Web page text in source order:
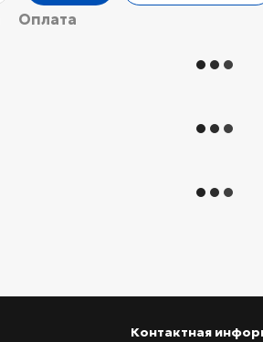
Оплата
Контактная